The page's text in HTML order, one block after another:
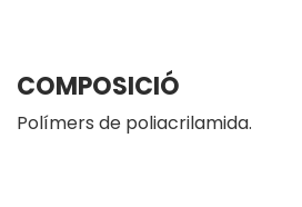
COMPOSICIÓ
Polímers de poliacrilamida.